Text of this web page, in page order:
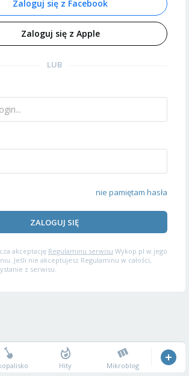
Zaloguj się z Facebook
Zaloguj się z Apple
LUB
nie pamiętam hasła
ZALOGUJ SIĘ
akceptację Regulaminu serwisu Wykop.pl w jego
Jeśli nie akceptujesz Regulaminu w całości,
z serwisu.
Hity Mikroblog